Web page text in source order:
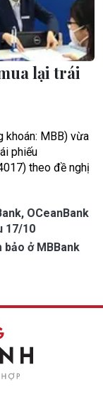
lại trái
khoán: MBB) vừa
phiếu
theo đề nghị
OCeanBank
17/10
bảo ở MBBank